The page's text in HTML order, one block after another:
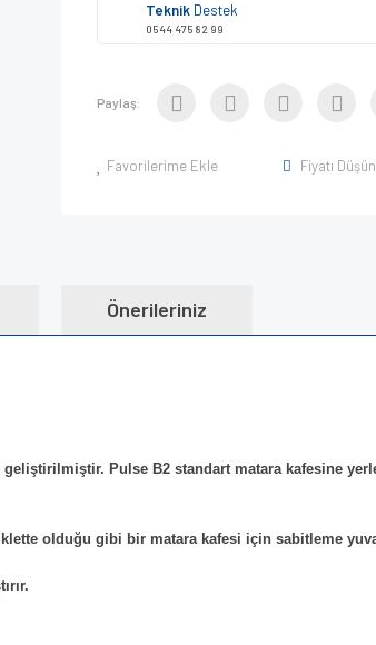
Teknik Destek
0544 475 82 99
Paylaş:
Favorilerime Ekle Fiyatı
Önerileriniz
geliştirilmiştir. Pulse B2 standart matara kafesine
olduğu gibi bir matara kafesi için sabitleme